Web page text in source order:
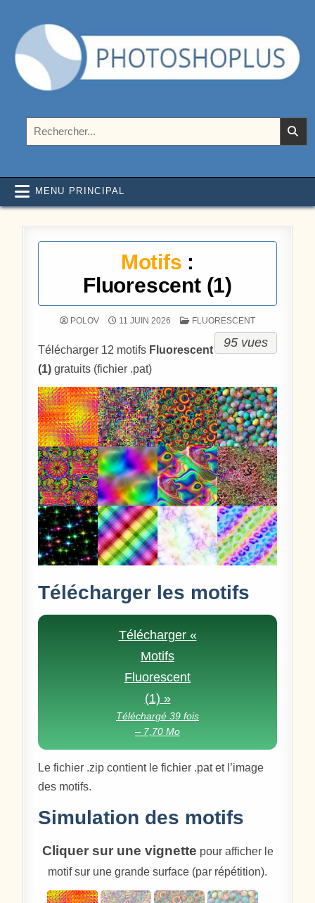
Photoshoplus
MENU PRINCIPAL
Motifs :
Fluorescent (1)
POLOV 11 JUIN 2026 POSTÉ DANS
FLUORESCENT
95 vues
Télécharger 12 motifs Fluorescent
(1) gratuits (fichier .pat)
Télécharger les motifs
Télécharger «
Motifs
Fluorescent
(1) »
Téléchargé 39 fois
– 7,70 Mo
Le fichier .zip contient le fichier .pat et l’image
des motifs.
Simulation des motifs
Cliquer sur une vignette pour afficher le
motif sur une grande surface (par répétition).